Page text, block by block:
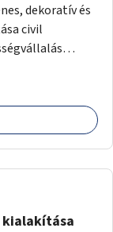
dekoratív és
civil
lehetőséggel
nélkül, a